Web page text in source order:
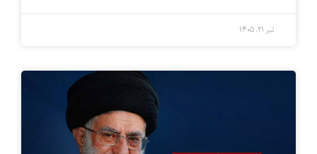
تیر ۲۱, ۱۴۰۵